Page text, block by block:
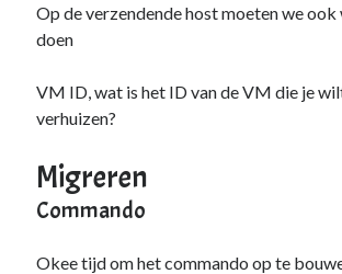
Op de verzendende host moeten we ook
doen
VM ID, wat is het ID van de VM die je
verhuizen?
Migreren
Commando
Okee tijd om het commando op te